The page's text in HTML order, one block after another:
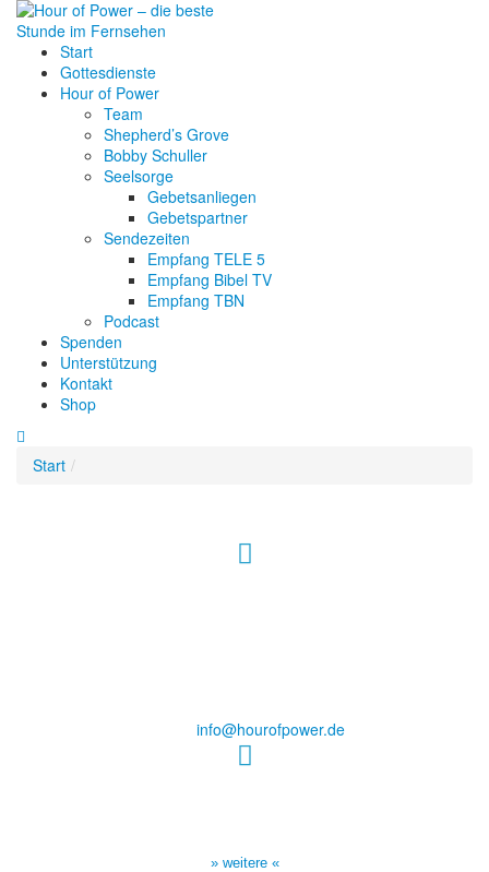
Start
Gottesdienste
Hour of Power
Team
Shepherd’s Grove
Bobby Schuller
Seelsorge
Gebetsanliegen
Gebetspartner
Sendezeiten
Empfang TELE 5
Empfang Bibel TV
Empfang TBN
Podcast
Spenden
Unterstützung
Kontakt
Shop
Start
info@hourofpower.de
» weitere «